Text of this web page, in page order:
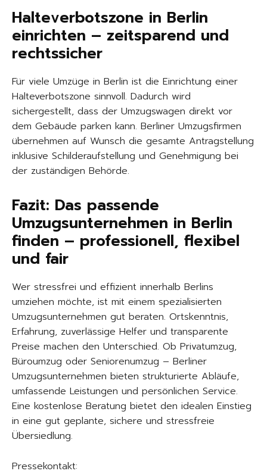
Halteverbotszone in Berlin
einrichten – zeitsparend und
rechtssicher
Für viele Umzüge in Berlin ist die Einrichtung einer
Halteverbotszone sinnvoll. Dadurch wird
sichergestellt, dass der Umzugswagen direkt vor
dem Gebäude parken kann. Berliner Umzugsfirmen
übernehmen auf Wunsch die gesamte Antragstellung
inklusive Schilderaufstellung und Genehmigung bei
der zuständigen Behörde.
Fazit: Das passende
Umzugsunternehmen in Berlin
finden – professionell, flexibel
und fair
Wer stressfrei und effizient innerhalb Berlins
umziehen möchte, ist mit einem spezialisierten
Umzugsunternehmen gut beraten. Ortskenntnis,
Erfahrung, zuverlässige Helfer und transparente
Preise machen den Unterschied. Ob Privatumzug,
Büroumzug oder Seniorenumzug – Berliner
Umzugsunternehmen bieten strukturierte Abläufe,
umfassende Leistungen und persönlichen Service.
Eine kostenlose Beratung bietet den idealen Einstieg
in eine gut geplante, sichere und stressfreie
Übersiedlung.
Pressekontakt: